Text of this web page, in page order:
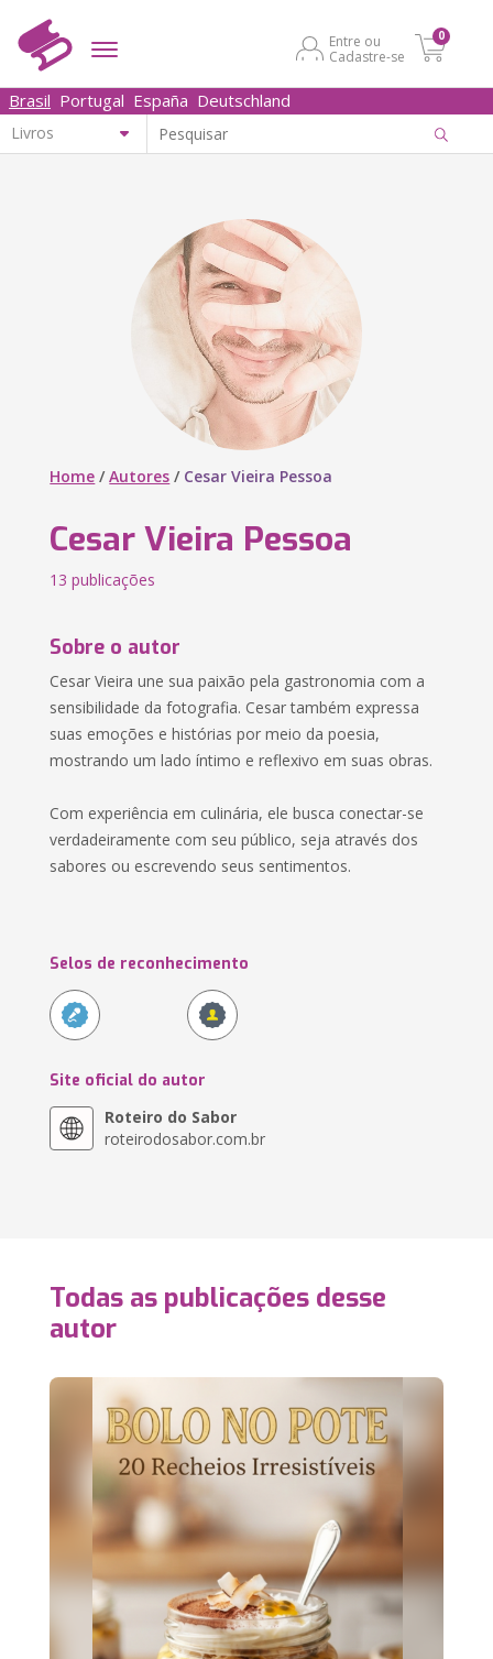
Entre ou
Cadastre-se
0
Brasil Portugal España Deutschland
Home /Autores / Cesar Vieira Pessoa
Cesar Vieira Pessoa
13 publicações
Sobre o autor
Cesar Vieira une sua paixão pela gastronomia com a
sensibilidade da fotografia. Cesar também expressa
suas emoções e histórias por meio da poesia,
mostrando um lado íntimo e reflexivo em suas obras.
Com experiência em culinária, ele busca conectar-se
verdadeiramente com seu público, seja através dos
sabores ou escrevendo seus sentimentos.
Selos de reconhecimento
Site oficial do autor
Roteiro do Sabor
roteirodosabor.com.br
Todas as publicações desse
autor